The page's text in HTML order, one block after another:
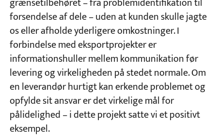
grænsetilbehøret – fra problemidentifikation til
forsendelse af dele – uden at kunden skulle jagte
os eller afholde yderligere omkostninger. I
forbindelse med eksportprojekter er
informationshuller mellem kommunikation før
levering og virkeligheden på stedet normale. Om
en leverandør hurtigt kan erkende problemet og
opfylde sit ansvar er det virkelige mål for
pålidelighed – i dette projekt satte vi et positivt
eksempel.